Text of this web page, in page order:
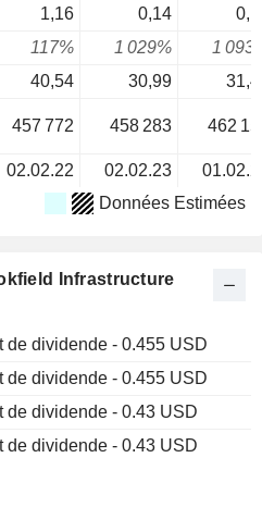
1,16 0,14
117% 1 029%
1
40,54 30,99
457 772 458 283 462
02.02.22 02.02.23
Données Estimées
Infrastructure
de dividende - 0.455 USD
de dividende - 0.455 USD
de dividende - 0.43 USD
de dividende - 0.43 USD